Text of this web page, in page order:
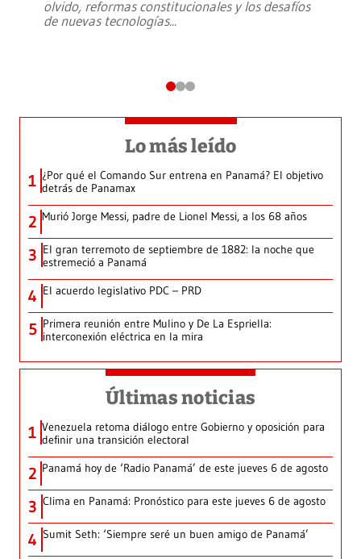
olvido, reformas constitucionales y los desafíos
de nuevas tecnologías...
Lo más leído
1 ¿Por qué el Comando Sur entrena en Panamá? El objetivo
detrás de Panamax
2 Murió Jorge Messi, padre de Lionel Messi, a los 68 años
3 El gran terremoto de septiembre de 1882: la noche que
estremeció a Panamá
4 El acuerdo legislativo PDC – PRD
5 Primera reunión entre Mulino y De La Espriella:
interconexión eléctrica en la mira
Últimas noticias
1 Venezuela retoma diálogo entre Gobierno y oposición para
definir una transición electoral
2 Panamá hoy de ‘Radio Panamá’ de este jueves 6 de agosto
3 Clima en Panamá: Pronóstico para este jueves 6 de agosto
4 Sumit Seth: ‘Siempre seré un buen amigo de Panamá’